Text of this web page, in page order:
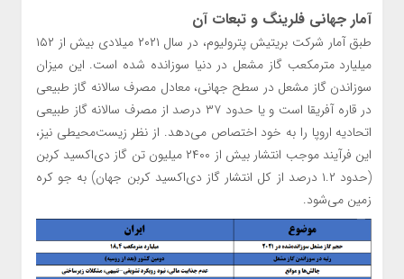
آمار جهانی فلرینگ و تبعات آن
طبق آمار شرکت بریتیش پترولیوم، در سال ۲۰۲۱ میلادی بیش از ۱۵۲
میلیارد مترمکعب گاز مشعل در دنیا سوزانده شده است. این میزان
سوزاندن گاز مشعل در سطح جهانی، معادل مصرف سالانه گاز طبیعی
در قاره آفریقا است و یا حدود ۳۷ درصد از مصرف سالانه گاز طبیعی
اتحادیه اروپا را به خود اختصاص می‌دهد. از نظر زیست‌محیطی نیز،
این فرآیند موجب انتشار بیش از ۲۴۰۰ میلیون تن گاز دی‌اکسید کربن
(حدود ۱.۲ درصد از کل انتشار گاز دی‌اکسید کربن جهان) به جو کره
زمین می‌شود.